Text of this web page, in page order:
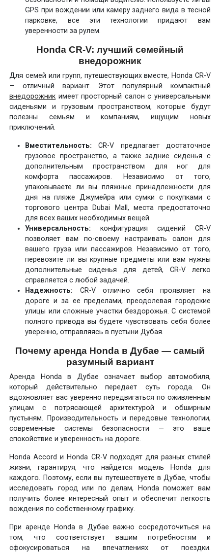
GPS при вождении или камеру заднего вида в тесной
парковке, все эти технологии придают вам
уверенности за рулем.
Honda CR-V: лучший семейный
внедорожник
Для семей или групп, путешествующих вместе, Honda CR-V
— отличный вариант. Этот популярный компактный
внедорожник имеет просторный салон с универсальными
сиденьями и грузовым пространством, которые будут
полезны семьям и компаниям, ищущим новых
приключений.
Вместительность: CR-V предлагает достаточное
грузовое пространство, а также задние сиденья с
дополнительным пространством для ног для
комфорта пассажиров. Независимо от того,
упаковываете ли вы пляжные принадлежности для
дня на пляже Джумейра или сумки с покупками с
торгового центра Dubai Mall, места предостаточно
для всех ваших необходимых вещей.
Универсальность: конфигурация сидений CR-V
позволяет вам по-своему настраивать салон для
вашего груза или пассажиров. Независимо от того,
перевозите ли вы крупные предметы или вам нужны
дополнительные сиденья для детей, CR-V легко
справляется с любой задачей.
Надежность: CR-V отлично себя проявляет на
дороге и за ее пределами, преодолевая городские
улицы или сложные участки бездорожья. С системой
полного привода вы будете чувствовать себя более
уверенно, отправляясь в пустыни Дубая.
Почему аренда Honda в Дубае — самый
разумный вариант
Аренда Honda в Дубае означает выбор автомобиля,
который действительно передает суть города. Он
вдохновляет вас уверенно передвигаться по оживленным
улицам с потрясающей архитектурой и обширным
пустыням. Производительность и передовые технологии,
современные системы безопасности — это ваше
спокойствие и уверенность на дороге.
Honda Accord и Honda CR-V подходят для разных стилей
жизни, гарантируя, что найдется модель Honda для
каждого. Поэтому, если вы путешествуете в Дубае, чтобы
исследовать город или по делам, Honda поможет вам
получить более интересный опыт и обеспечит легкость
вождения по собственному графику.
При аренде Honda в Дубае важно сосредоточиться на
том, что соответствует вашим потребностям и
сфокусироваться на впечатлениях от поездки.